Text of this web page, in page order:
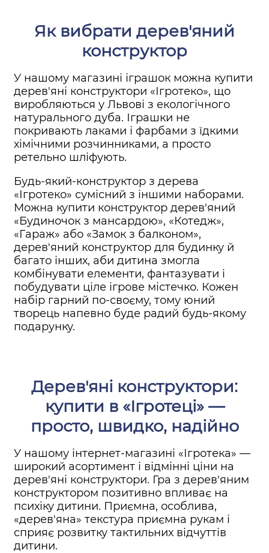
Як вибрати дерев'яний
конструктор
У нашому магазині іграшок можна купити
дерев'яні конструктори «Ігротеко», що
виробляються у Львові з екологічного
натурального дуба. Іграшки не
покривають лаками і фарбами з їдкими
хімічними розчинниками, а просто
ретельно шліфують.
Будь-який-конструктор з дерева
«Ігротеко» сумісний з іншими наборами.
Можна купити конструктор дерев'яний
«Будиночок з мансардою», «Котедж»,
«Гараж» або «Замок з балконом»,
дерев'яний конструктор для будинку й
багато інших, аби дитина змогла
комбінувати елементи, фантазувати і
побудувати ціле ігрове містечко. Кожен
набір гарний по-своєму, тому юний
творець напевно буде радий будь-якому
подарунку.
Дерев'яні конструктори:
купити в «Ігротеці» —
просто, швидко, надійно
У нашому інтернет-магазині «Ігротека» —
широкий асортимент і відмінні ціни на
дерев'яні конструктори. Гра з дерев'яним
конструктором позитивно впливає на
психіку дитини. Приємна, особлива,
«дерев'яна» текстура приємна рукам і
сприяє розвитку тактильних відчуттів
дитини.